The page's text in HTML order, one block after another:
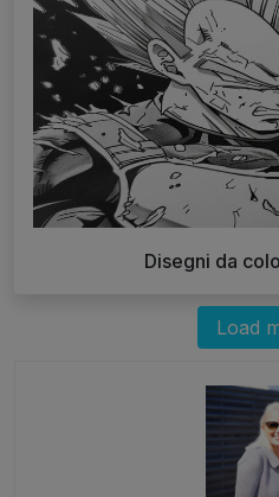
Disegni da
Load